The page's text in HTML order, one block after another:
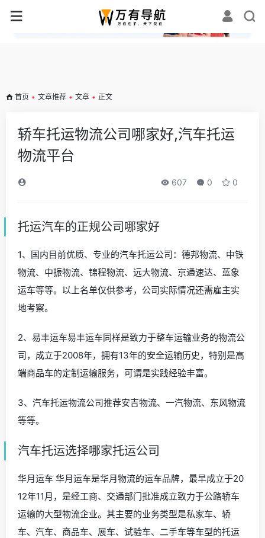
✕
首页 • 文章推荐 • 文章 • 正文
轿车托运物流公司哪家好,汽车托运
物流平台
607 0 0
托运汽车的正规公司哪家好
1、国内目前优质、专业的汽车托运公司：德邦物流、中铁
物流、中振物流、锦程物流、远大物流、京通速达、蓝象
运车等等。以上名单仅供参考，公司实际情况还需雇主实
地考察。
2、易丰运车易丰运车同样是致力于整车运输业务的物流公
司，成立于2008年，拥有13年的安全运输历史，特别是高
端商品车的定制运输服务，可谓是实践经验丰富。
3、汽车托运物流公司推荐安吉物流、一汽物流、东风物流
等等。
汽车托运选择哪家托运公司
华月运车 华月运车是华月物流的运车品牌，最早成立于20
12年11月，是经工商、交通部门批准成立致力于公路轿车
运输的大型物流企业。其主要的业务类型是私家车、轿
车、汽车、商品车、展车、试验车、二手车等车型的托运